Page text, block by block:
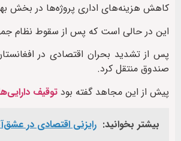
کاهش هزینه‌های اداری پروژه‌ها در بخش
این در حالی است که پس از سقوط نظام جمهوریت افغانستان، بیش از ۹ میلیارد دلار
پس از تشدید بحران اقتصادی در
صندوق منتقل کرد.
پیش از این مجاهد گفته بودتوقیف
بیشتر بخوانید: رایزنی اقتصادی در